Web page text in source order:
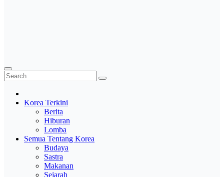
Korea Terkini
Berita
Hiburan
Lomba
Semua Tentang Korea
Budaya
Sastra
Makanan
Sejarah